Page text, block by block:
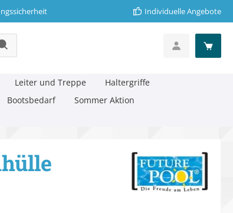
Individuelle Angebote
Leiter und Treppe
Haltergriffe
Bootsbedarf
Sommer Aktion